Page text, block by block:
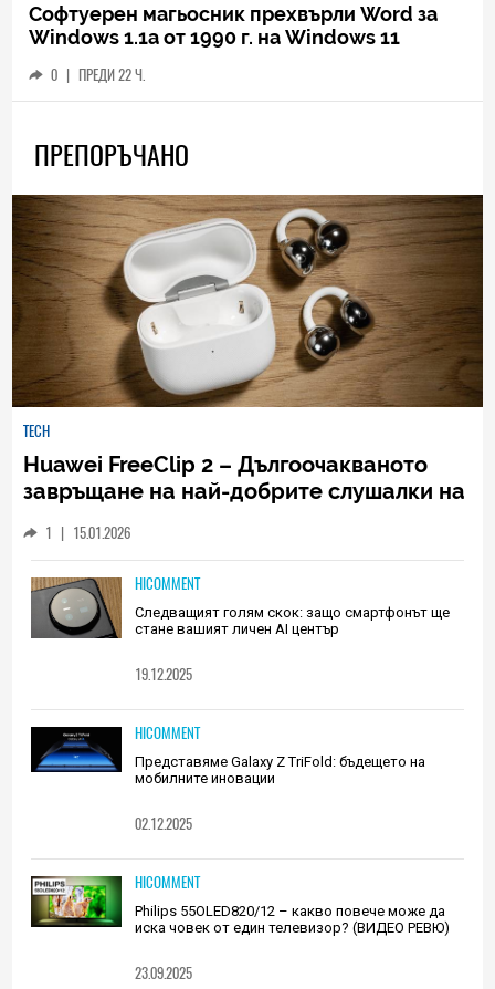
Софтуерен магьосник прехвърли Word за
Windows 1.1a от 1990 г. на Windows 11
0 | ПРЕДИ 22 Ч.
ПРЕПОРЪЧАНО
TECH
Huawei FreeClip 2 – Дългоочакваното
завръщане на най-добрите слушалки на
1 | 15.01.2026
HICOMMENT
Следващият голям скок: защо смартфонът ще
стане вашият личен AI център
19.12.2025
HICOMMENT
Представяме Galaxy Z TriFold: бъдещето на
мобилните иновации
02.12.2025
HICOMMENT
Philips 55OLED820/12 – какво повече може да
иска човек от един телевизор? (ВИДЕО РЕВЮ)
23.09.2025